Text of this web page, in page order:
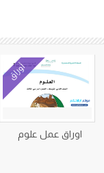
أوراق
اوراق عمل علوم